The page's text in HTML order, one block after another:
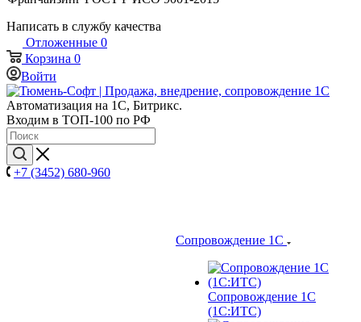
Написать в службу качества
Отложенные 0
Корзина 0
Войти
Автоматизация на 1С, Битрикс.
Входим в ТОП-100 по РФ
+7 (3452) 680-960
Сопровождение 1С
Сопровождение 1С
(1С:ИТС)